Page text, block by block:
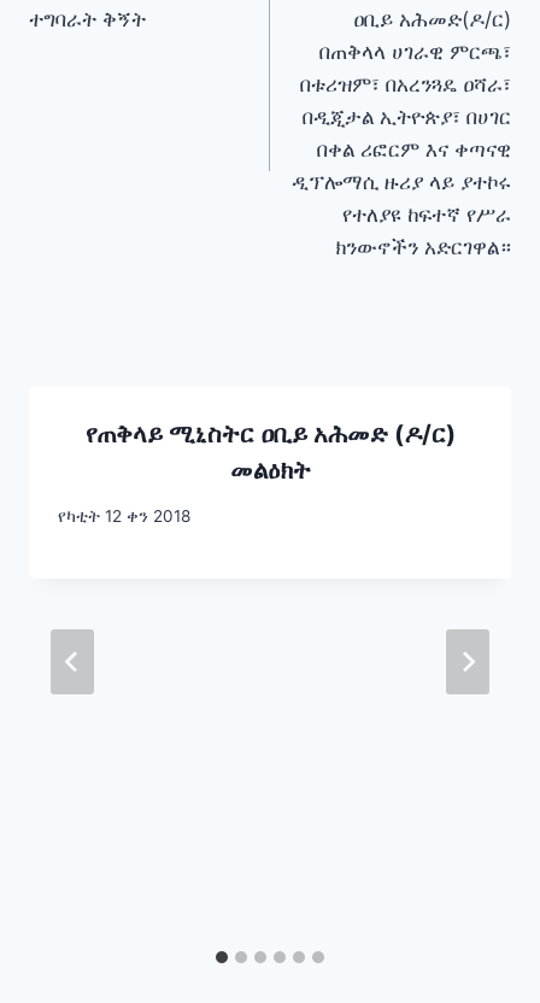
ተግባራት ቅኝት
ዐቢይ አሕመድ(ዶ/ር)
በጠቅላላ ሀገራዊ ምርጫ፣
በቱሪዝም፣ በአረንጓዴ ዐሻራ፣
በዲጂታል ኢትዮጵያ፣ በሀገር
በቀል ሪፎርም እና ቀጣናዊ
ዲፕሎማሲ ዙሪያ ላይ ያተኮሩ
የተለያዩ ከፍተኛ የሥራ
ክንውኖችን አድርገዋል።
የጠቅላይ ሚኒስትር ዐቢይ አሕመድ (ዶ/ር)
መልዕክት
የካቲት 12 ቀን 2018